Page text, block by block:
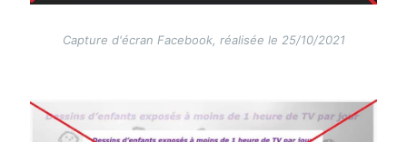
Capture d'écran Facebook, réalisée le 25/10/2021
Image